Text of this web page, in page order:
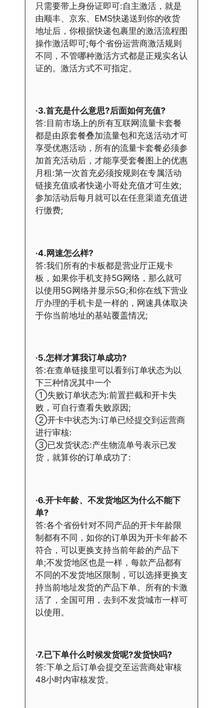
只需要带上身份证即可:自主激活，就是
由顺丰、京东、EMS快递送到你的收货
地址后，你根据快递包裹里的激活流程图
操作激活即可;每个省份运营商激活规则
不同，不管哪种激活方式都是正规实名认
证的。激活方式不可指定。
·3.首充是什么意思?后面如何充值?
答:目前市场上的所有互联网流量卡套餐
都是由原套餐叠加流量包和充送活动才可
享受优惠活动，所有的流量卡套餐必须参
加首充活动后，才能享受套餐图上的优惠
月租:第一次首充必须按规则在专属活动
链接充值或者快递小哥处充值才可生效;
参加活动后每月就可以在任意渠道充值进
行缴费;
·4.网速怎么样?
答:我们所有的卡板都是营业厅正规卡
板，如果你手机支持5G网络，那么就可
以使用5G网络并显示5G;和你在线下营业
厅办理的手机卡是一样的，网速具体取决
于你当前地址的基站覆盖情况;
·5.怎样才算我订单成功?
答:在查单链接里可以看到订单状态为以
下三种情况其中一个
①失败订单状态为:前置拦截和开卡失
败，可自行查看失败原因;
②开卡中状态为:订单已经提交到运营商
进行审核:
③已发货状态:产生物流单号表示已发
货，就算你的订单成功了:
·6.开卡年龄、不发货地区为什么不能下
单?
答:各个省份针对不同产品的开卡年龄限
制都有不同，如你的订单因为开卡年龄不
符合，可以更换支持当前年龄的产品下
单;不发货地区也是一样，每款产品都有
不同的不发货地区限制，可以选择更换支
持当前地址发货的产品下单。所有的卡激
活了，全国可用，去到不发货城市一样可
以使用。
·7.已下单什么时候发货呢?发货快吗?
答:下单之后订单会提交至运营商处审核
48小时内审核发货。